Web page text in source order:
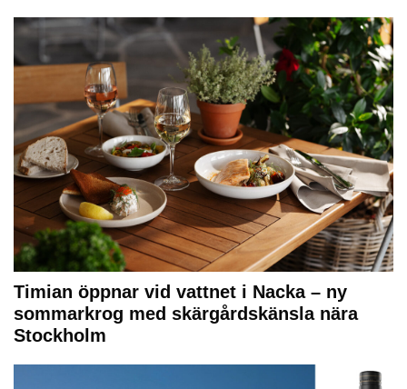
Timian öppnar vid vattnet i Nacka – ny
sommarkrog med skärgårdskänsla nära
Stockholm